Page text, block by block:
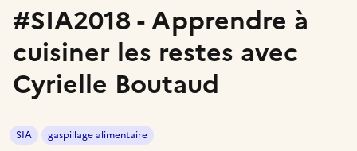
#SIA2018 - Apprendre à
cuisiner les restes avec
Cyrielle Boutaud
SIA gaspillage alimentaire